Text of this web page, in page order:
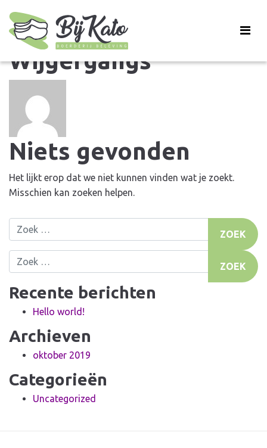
Auteur:Joost
Wijgergangs
Niets gevonden
Het lijkt erop dat we niet kunnen vinden wat je zoekt.
Misschien kan zoeken helpen.
Zoek naar:
Zoek naar:
Recente berichten
Hello world!
Archieven
oktober 2019
Categorieën
Uncategorized